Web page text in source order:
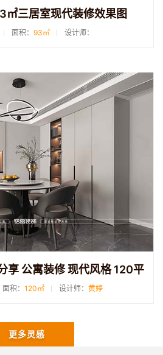
㎡三居室现代装修效果图
面积： 93㎡ 设计师：
享 公寓装修 现代风格 120平
面积： 120㎡ 设计师： 黄婷
更多灵感